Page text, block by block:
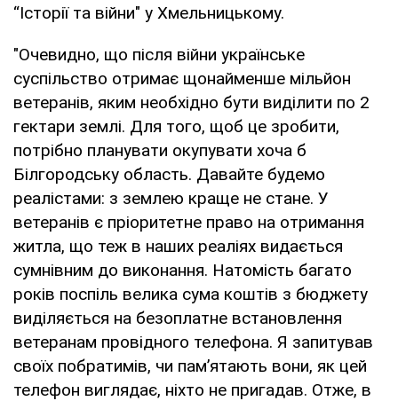
“Історії та війни" у Хмельницькому.
"Очевидно, що після війни українське
суспільство отримає щонайменше мільйон
ветеранів, яким необхідно бути виділити по 2
гектари землі. Для того, щоб це зробити,
потрібно планувати окупувати хоча б
Білгородську область. Давайте будемо
реалістами: з землею краще не стане. У
ветеранів є пріоритетне право на отримання
житла, що теж в наших реаліях видається
сумнівним до виконання. Натомість багато
років поспіль велика сума коштів з бюджету
виділяється на безоплатне встановлення
ветеранам провідного телефона. Я запитував
своїх побратимів, чи пам’ятають вони, як цей
телефон виглядає, ніхто не пригадав. Отже, в